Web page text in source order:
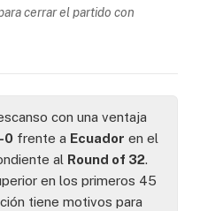
cerrar el partido con
con una ventaja
0 frente a Ecuador en el
al Round of 32.
en los primeros 45
tiene motivos para